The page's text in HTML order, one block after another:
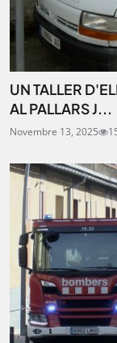
UN TALLER
AL PALLARS J...
Novembre 13, 2025